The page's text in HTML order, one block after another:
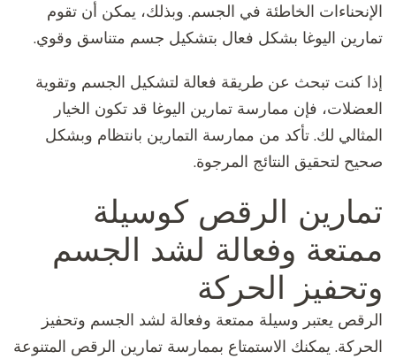
الإنحناءات الخاطئة في الجسم. وبذلك، يمكن أن تقوم
تمارين اليوغا بشكل فعال بتشكيل جسم متناسق وقوي.
إذا كنت تبحث عن طريقة فعالة لتشكيل الجسم وتقوية
العضلات، فإن ممارسة تمارين اليوغا قد تكون الخيار
المثالي لك. تأكد من ممارسة التمارين بانتظام وبشكل
صحيح لتحقيق النتائج المرجوة.
تمارين الرقص كوسيلة
ممتعة وفعالة لشد الجسم
وتحفيز الحركة
الرقص يعتبر وسيلة ممتعة وفعالة لشد الجسم وتحفيز
الحركة. يمكنك الاستمتاع بممارسة تمارين الرقص المتنوعة